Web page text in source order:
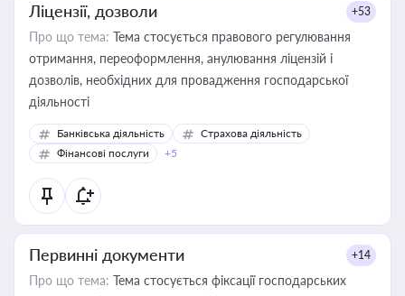
Ліцензії, дозволи +53
Про що тема: Тема стосується правового регулювання
отримання, переоформлення, анулювання ліцензій і
дозволів, необхідних для провадження господарської
діяльності
Банківська діяльність
Страхова діяльність
Фінансові послуги
+5
Первинні документи +14
Про що тема: Тема стосується фіксації господарських